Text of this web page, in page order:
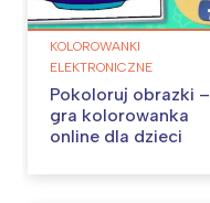
KOLOROWANKI
ELEKTRONICZNE
Pokoloruj obrazki –
gra kolorowanka
online dla dzieci